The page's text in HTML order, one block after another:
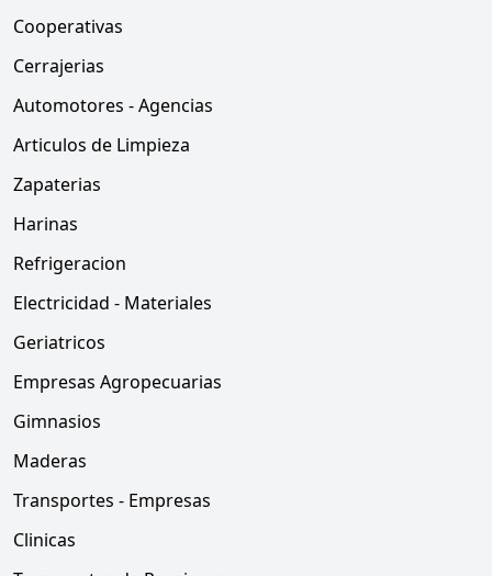
Cooperativas
Cerrajerias
Automotores - Agencias
Articulos de Limpieza
Zapaterias
Harinas
Refrigeracion
Electricidad - Materiales
Geriatricos
Empresas Agropecuarias
Gimnasios
Maderas
Transportes - Empresas
Clinicas